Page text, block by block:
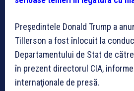
Preşedintele Donald Trump a
Tillerson a fost înlocuit la
Departamentului de Stat de
în prezent directorul CIA,
internaţionale de presă.